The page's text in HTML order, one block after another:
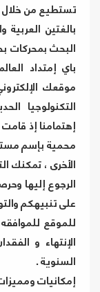
تستطيع من
بالغتين
البحث بمحركات
باي إمتداد
موقعك
التكنولوجيا
إهتمامنا إذ قامت
محمية بإسم
الأخرى ، تمكنك
الرجوع إليها
على تنبيهكم
للموقع
الإنتهاء و
السنوية .
إمكانيات